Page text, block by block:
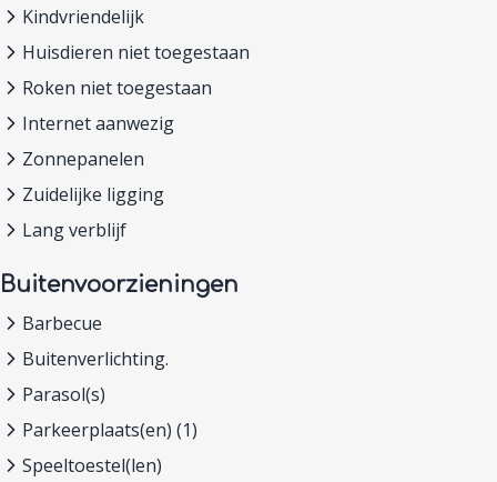
Kindvriendelijk
Huisdieren niet toegestaan
Roken niet toegestaan
Internet aanwezig
Zonnepanelen
Zuidelijke ligging
Lang verblijf
Buitenvoorzieningen
Barbecue
Buitenverlichting.
Parasol(s)
Parkeerplaats(en) (1)
Speeltoestel(len)